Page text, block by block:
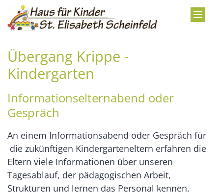
Zum Inhalt springen
Übergang Krippe -
Kindergarten
Informationselternabend oder
Gespräch
An einem Informationsabend oder Gespräch für
die zukünftigen Kindergarteneltern erfahren die
Eltern viele Informationen über unseren
Tagesablauf, der pädagogischen Arbeit,
Strukturen und lernen das Personal kennen.